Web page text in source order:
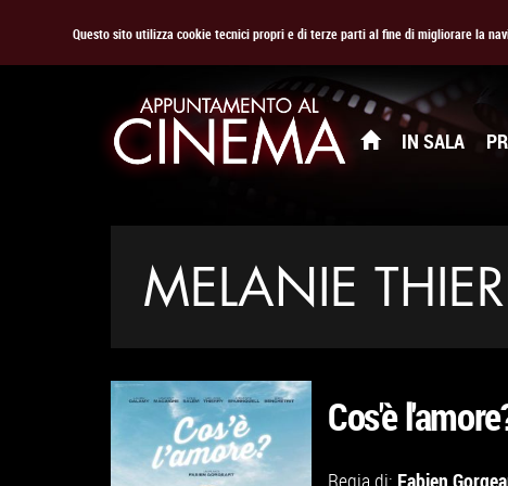
Questo sito utilizza cookie tecnici propri e di terze parti al fine di migliorare la
IN SALA
MELANIE
Cos'è
Fabien